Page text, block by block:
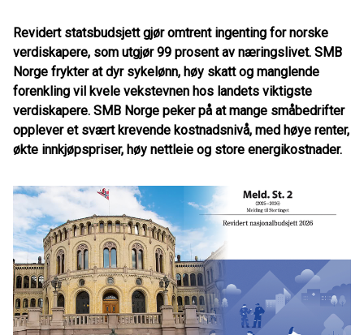
Revidert statsbudsjett gjør omtrent ingenting for norske
verdiskapere, som utgjør 99 prosent av næringslivet. SMB
Norge frykter at dyr sykelønn, høy skatt og manglende
forenkling vil kvele vekstevnen hos landets viktigste
verdiskapere. SMB Norge peker på at mange småbedrifter
opplever et svært krevende kostnadsnivå, med høye renter,
økte innkjøpspriser, høy nettleie og store energikostnader.